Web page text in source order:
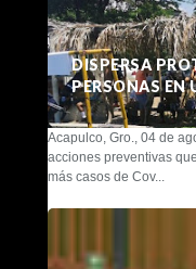
DISPERSA
PERSONAS EN
Acapulco, Gro., 04 de
acciones preventivas
más casos de Cov...